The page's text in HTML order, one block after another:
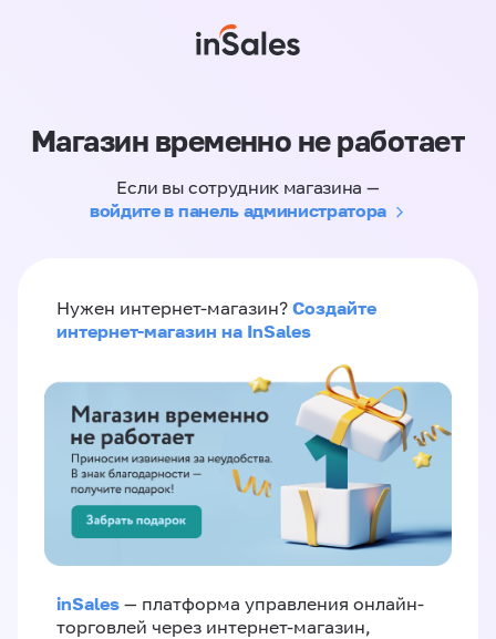
Магазин временно не работает
Если вы сотрудник магазина —
войдите в панель администратора
Нужен интернет-магазин? Создайте
интернет-магазин на InSales
inSales — платформа управления онлайн-
торговлей через интернет-магазин,